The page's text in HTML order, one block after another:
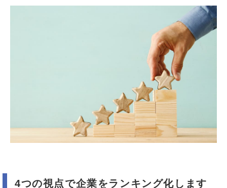
4つの視点で企業をランキング化します